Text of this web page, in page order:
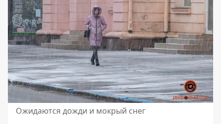
Ожидаются дожди и мокрый снег